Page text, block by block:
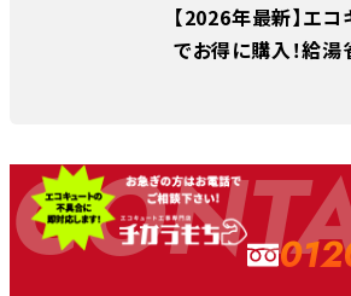
【2026年最新】エ
でお得に購入！給